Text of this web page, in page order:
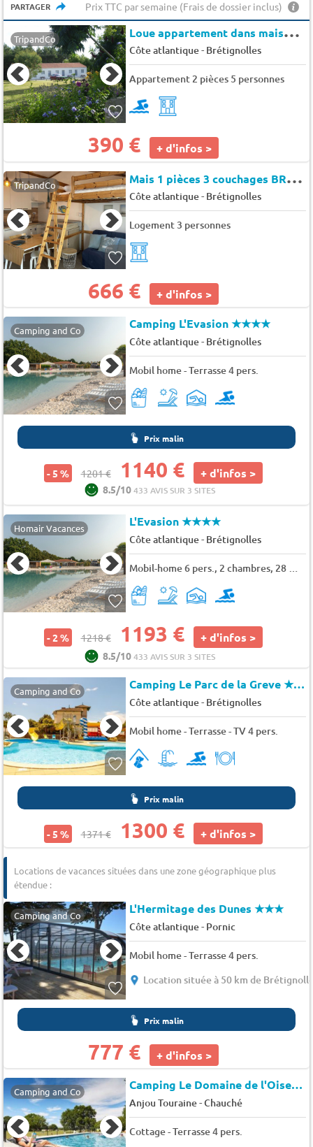
PARTAGER Prix TTC par semaine (Frais de dossier inclus)
TripandCo L
oue appartement dans maison vendéenne de plain-pied.
Côte atlantique- Brétignolles
Appartement 2 pièces 5 personnes
390 € + d'infos >
TripandCo M
ais 1 pièces 3 couchages BRETIGNOLLES SUR MER - Fermes marines
Côte atlantique- Brétignolles
Logement 3 personnes
666 € + d'infos >
Camping and Co Camping L'Evasion★★★★
Côte atlantique- Brétignolles
Mobil home - Terrasse 4 pers.
Prix malin
- 5 % 1201 € 1140 € + d'infos >
8.5/10433 AVIS SUR 3 SITES
Homair Vacances L'Evasion★★★★
Côte atlantique- Brétignolles
Mobil-home 6 pers., 2 chambres, 28 m² - 33 m²
- 2 % 1218 € 1193 € + d'infos >
8.5/10433 AVIS SUR 3 SITES
Camping and Co Camping Le Parc de la Greve★★★★
Côte atlantique- Brétignolles
Mobil home - Terrasse - TV 4 pers.
Prix malin
- 5 % 1371 € 1300 € + d'infos >
Locations de vacances situées dans une zone géographique plus
étendue :
Camping and Co L'Hermitage des Dunes★★★
Côte atlantique- Pornic
Mobil home - Terrasse 4 pers.
Location située à 50 km de
Prix malin
777 € + d'infos >
Camping and Co Camping Le Domaine de l'Oiselière
Anjou Touraine-Chauché
Cottage - Terrasse 4 pers.